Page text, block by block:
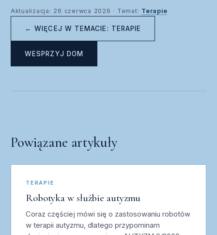
Aktualizacja: 26 czerwca 2026 · Temat: Terapie
← WIĘCEJ W TEMACIE: TERAPIE
WESPRZYJ DOM
Powiązane artykuły
TERAPIE
Robotyka w służbie autyzmu
Coraz częściej mówi się o zastosowaniu robotów
w terapii autyzmu, dlatego przypominam